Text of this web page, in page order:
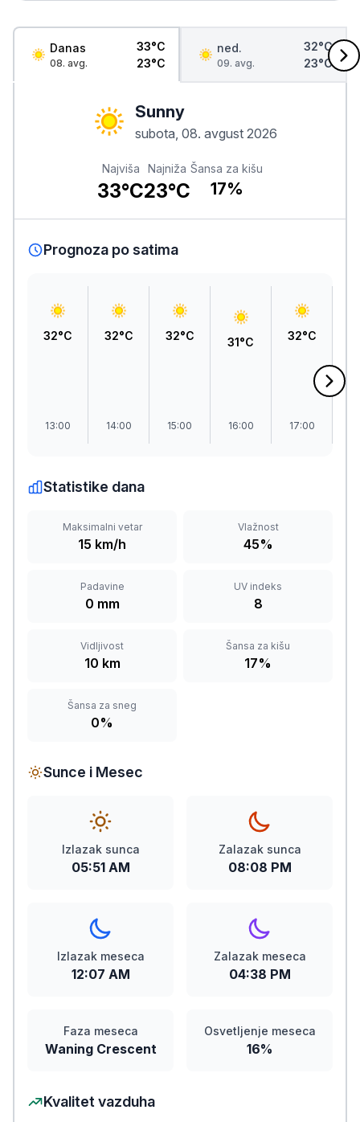
Danas
08. avg.
33°C
23°C
ned.
09. avg.
32°C
23°C
Sunny
subota, 08. avgust 2026
Najviša
33°C
Najniža
23°C
Šansa za kišu
17%
Prognoza po satima
32°C
13:00
32°C
14:00
32°C
15:00
31°C
16:00
32°C
17:00
Statistike dana
Maksimalni vetar
15 km/h
Vlažnost
45%
Padavine
0 mm
UV indeks
8
Vidljivost
10 km
Šansa za kišu
17%
Šansa za sneg
0%
Sunce i Mesec
Izlazak sunca
05:51 AM
Zalazak sunca
08:08 PM
Izlazak meseca
12:07 AM
Zalazak meseca
04:38 PM
Faza meseca
Waning Crescent
Osvetljenje meseca
16%
Kvalitet vazduha